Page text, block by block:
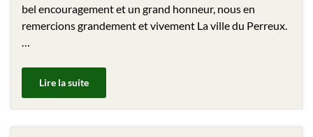
bel encouragement et un grand honneur, nous en
remercions grandement et vivement La ville du Perreux.
…
Lire la suite